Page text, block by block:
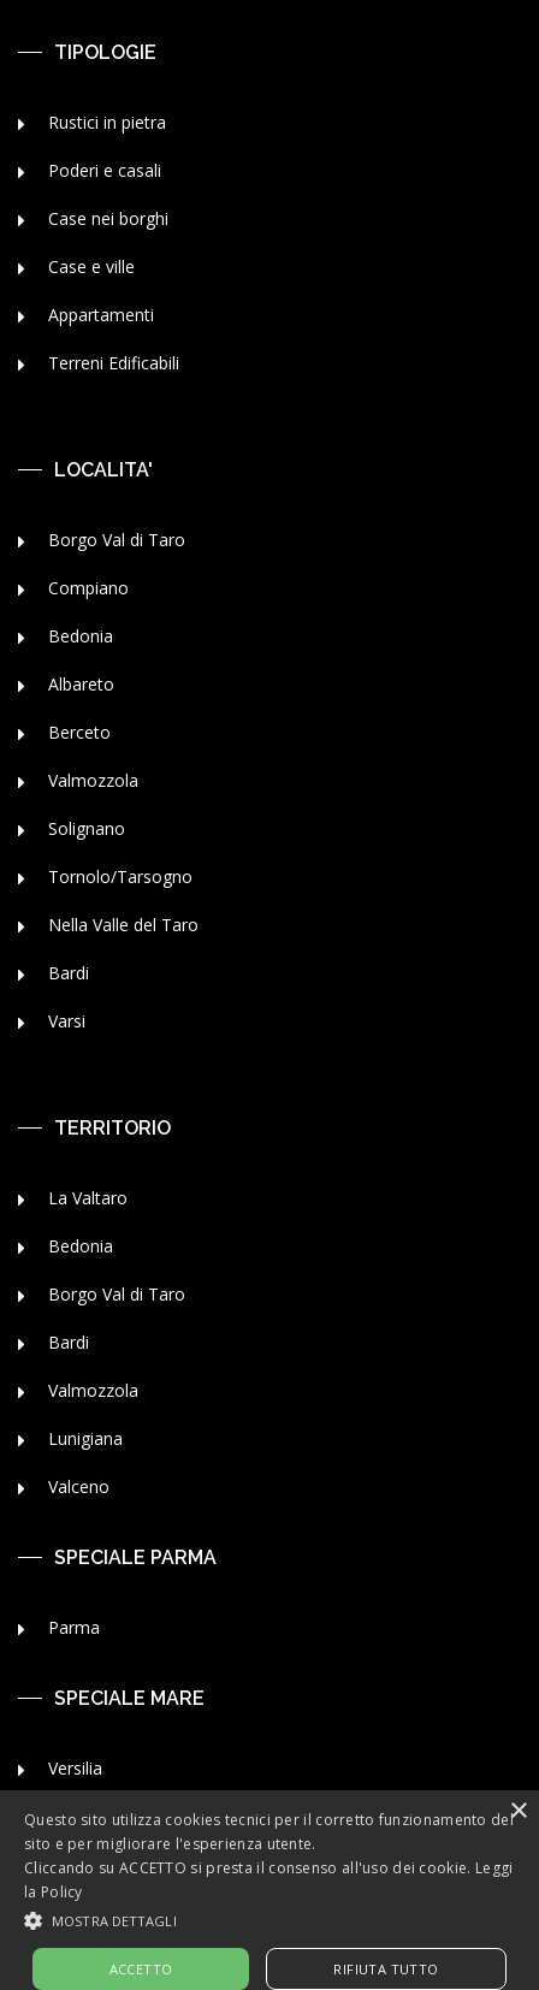
TIPOLOGIE
Rustici in pietra
Poderi e casali
Case nei borghi
Case e ville
Appartamenti
Terreni Edificabili
LOCALITA'
Borgo Val di Taro
Compiano
Bedonia
Albareto
Berceto
Valmozzola
Solignano
Tornolo/Tarsogno
Nella Valle del Taro
Bardi
Varsi
TERRITORIO
La Valtaro
Bedonia
Borgo Val di Taro
Bardi
Valmozzola
Lunigiana
Valceno
SPECIALE PARMA
Parma
SPECIALE MARE
Versilia
Liguria ×
Questo sito utilizza cookies tecnici per il corretto funzionamento del
sito e per migliorare l'esperienza utente.
Cliccando su ACCETTO si presta il consenso all'uso dei cookie. Leggi
la Policy
MOSTRA DETTAGLI
ACCETTO RIFIUTA TUTTO